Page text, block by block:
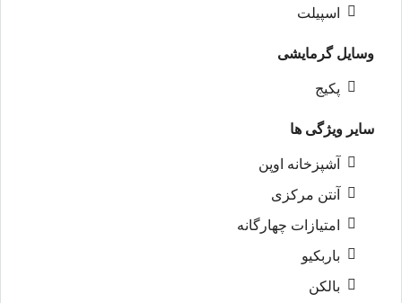
اسپیلت
وسایل گرمایشی
پکیج
سایر ویژگی ها
آشپزخانه اوپن
آنتن مرکزی
امتیازات چهارگانه
باربکیو
بالکن